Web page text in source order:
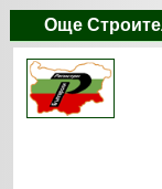
Още